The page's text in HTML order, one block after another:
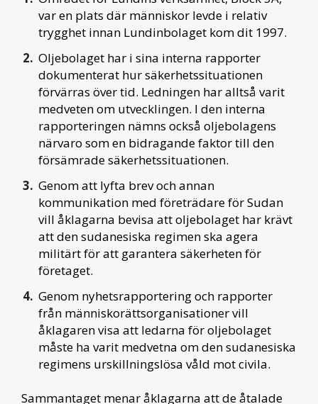
var en plats där människor levde i relativ
trygghet innan Lundinbolaget kom dit 1997.
Oljebolaget har i sina interna rapporter
dokumenterat hur säkerhetssituationen
förvärras över tid. Ledningen har alltså varit
medveten om utvecklingen. I den interna
rapporteringen nämns också oljebolagens
närvaro som en bidragande faktor till den
försämrade säkerhetssituationen.
Genom att lyfta brev och annan
kommunikation med företrädare för Sudan
vill åklagarna bevisa att oljebolaget har krävt
att den sudanesiska regimen ska agera
militärt för att garantera säkerheten för
företaget.
Genom nyhetsrapportering och rapporter
från människorättsorganisationer vill
åklagaren visa att ledarna för oljebolaget
måste ha varit medvetna om den sudanesiska
regimens urskillningslösa våld mot civila.
Sammantaget menar åklagarna att de åtalade